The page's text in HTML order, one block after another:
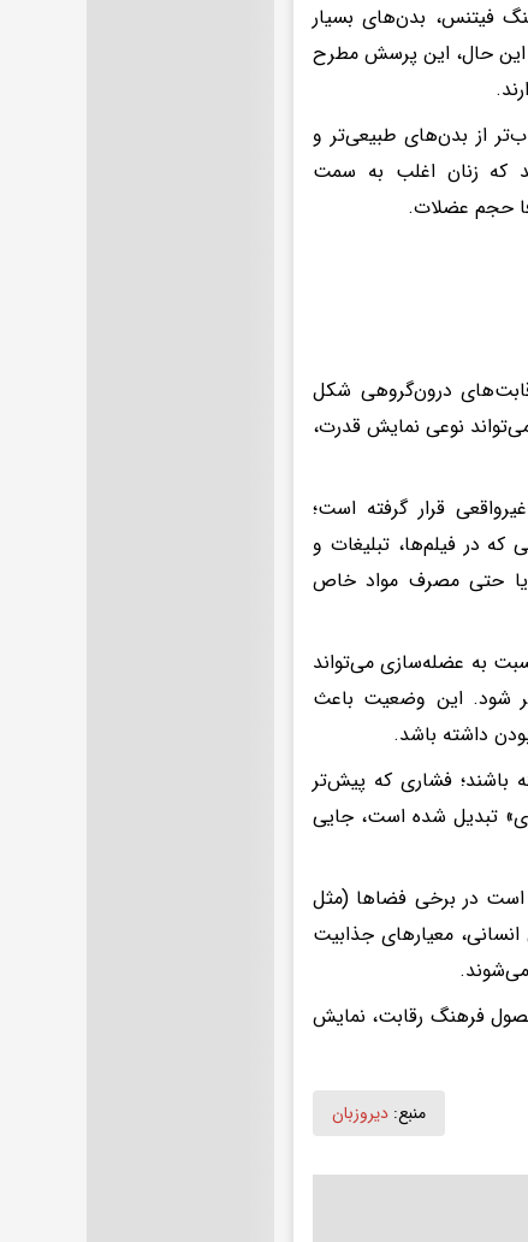
فیتنس، بدن‌های بسیار
این حال، این پرسش مطرح
از بدن‌های طبیعی‌تر و
که زنان اغلب به سمت
حجم عضلات.
درون‌گروهی شکل
نوعی نمایش قدرت،
قرار گرفته است؛
در فیلم‌ها، تبلیغات و
یا حتی مصرف مواد خاص
به عضله‌سازی می‌تواند
شود. این وضعیت باعث
داشته باشد.
باشند؛ فشاری که پیش‌تر
تبدیل شده است، جایی
در برخی فضاها (مثل
معیارهای جذابیت
فرهنگ رقابت، نمایش
منبع: دیروزبان